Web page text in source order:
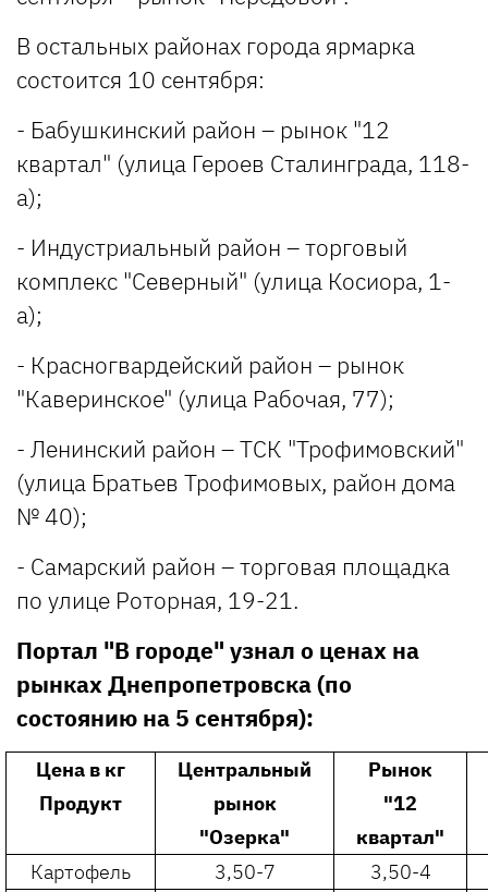
В остальных районах города ярмарка
состоится 10 сентября:
- Бабушкинский район – рынок "12
квартал" (улица Героев Сталинграда, 118-
а);
- Индустриальный район – торговый
комплекс "Северный" (улица Косиора, 1-
а);
- Красногвардейский район – рынок
"Каверинское" (улица Рабочая, 77);
- Ленинский район – ТСК "Трофимовский"
(улица Братьев Трофимовых, район дома
№ 40);
- Самарский район – торговая площадка
по улице Роторная, 19-21.
Портал "В городе" узнал о ценах на
рынках Днепропетровска (по
состоянию на 5 сентября):
Цена в кг
Продукт
Центральный
рынок
"Озерка"
Рынок
"12
квартал"
Картофель
3,50-7
3,50-4